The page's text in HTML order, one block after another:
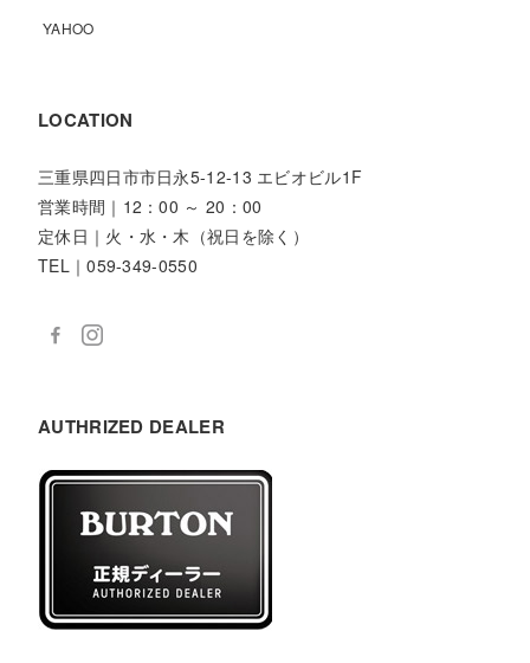
YAHOO
LOCATION
三重県四日市市日永5-12-13 エビオビル1F
営業時間｜12：00 ～ 20：00
定休日｜火・水・木（祝日を除く）
TEL｜059-349-0550
AUTHRIZED DEALER